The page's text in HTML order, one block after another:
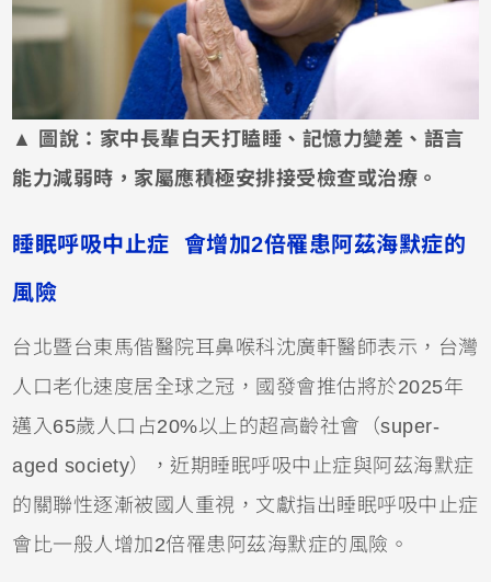
▲ 圖說： 家中長輩白天打瞌睡、記憶力變差、語言
能力減弱時，家屬應積極安排接受檢查或治療。
睡眠呼吸中止症 會增加2倍罹患阿茲海默症的
風險
台北暨台東馬偕醫院耳鼻喉科沈廣軒醫師表示，台灣
人口老化速度居全球之冠，國發會推估將於2025年
邁入65歲人口占20%以上的超高齡社會（super-
aged society），近期睡眠呼吸中止症與阿茲海默症
的關聯性逐漸被國人重視，文獻指出睡眠呼吸中止症
會比一般人增加2倍罹患阿茲海默症的風險。